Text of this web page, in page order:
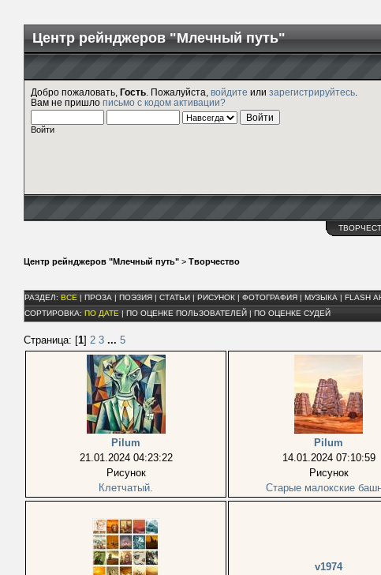
Центр рейнджеров "Млечный путь"
Добро пожаловать, Гость . Пожалуйста, войдите или зарегистрируйтесь
Вам не пришло письмо с кодом активации?
Войти
Центр рейнджеров "Млечный путь" > Творчество
РАЗДЕЛ: ВСЕ ПРОЗА ПОЭЗИЯ СТАТЬИ РИСУНОК ФОТОГРАФИЯ МУЗЫКА FLASH
СОРТИРОВКА: ПО ДАТЕ ПО ОЦЕНКЕ ПОЛЬЗОВАТЕЛЕЙ ПО ОЦЕНКЕ СУДЕЙ
Страница: [1] 2 3 ... 5
Pilum
21.01.2024 04:23:22
Рисунок
Клетчатый.
Pilum
14.01.2024 07:10:59
Рисунок
Старые малокские
v1974